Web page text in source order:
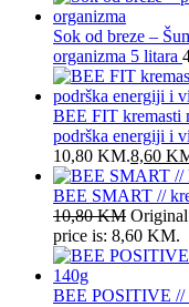
Sok od breze –
organizma 5 litara
BEE FIT kremasti
podrška energiji i
10,80 KM.8,60
BEE SMART //
10,80KM
price is: 8,60 KM.
BEE POSITIVE //